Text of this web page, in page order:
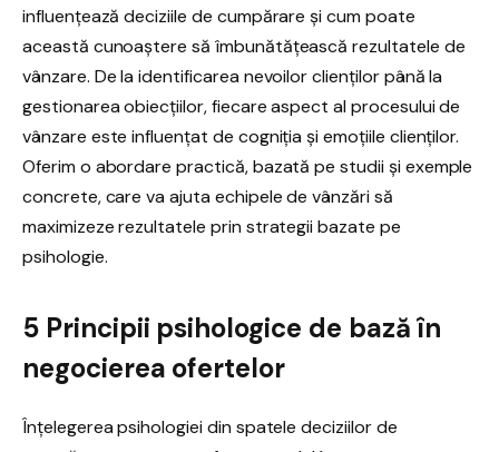
influențează deciziile de cumpărare și cum poate
această cunoaștere să îmbunătățească rezultatele de
vânzare. De la identificarea nevoilor clienților până la
gestionarea obiecțiilor, fiecare aspect al procesului de
vânzare este influențat de cogniția și emoțiile clienților.
Oferim o abordare practică, bazată pe studii și exemple
concrete, care va ajuta echipele de vânzări să
maximizeze rezultatele prin strategii bazate pe
psihologie.
5 Principii psihologice de bază în
negocierea ofertelor
Înțelegerea psihologiei din spatele deciziilor de